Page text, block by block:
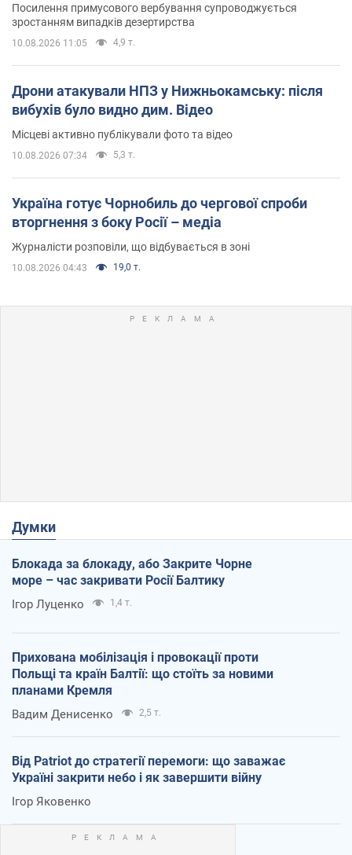
Посилення примусового вербування супроводжується
зростанням випадків дезертирства
10.08.2026 11:05 4,9 т.
Дрони атакували НПЗ у Нижньокамську: після
вибухів було видно дим. Відео
Місцеві активно публікували фото та відео
10.08.2026 07:34 5,3 т.
Україна готує Чорнобиль до чергової спроби
вторгнення з боку Росії – медіа
Журналісти розповіли, що відбувається в зоні
10.08.2026 04:43 19,0 т.
Думки
Блокада за блокаду, або Закрите Чорне
море – час закривати Росії Балтику
Ігор Луценко 1,4 т.
Прихована мобілізація і провокації проти
Польщі та країн Балтії: що стоїть за новими
планами Кремля
Вадим Денисенко 2,5 т.
Від Patriot до стратегії перемоги: що заважає
Україні закрити небо і як завершити війну
Ігор Яковенко